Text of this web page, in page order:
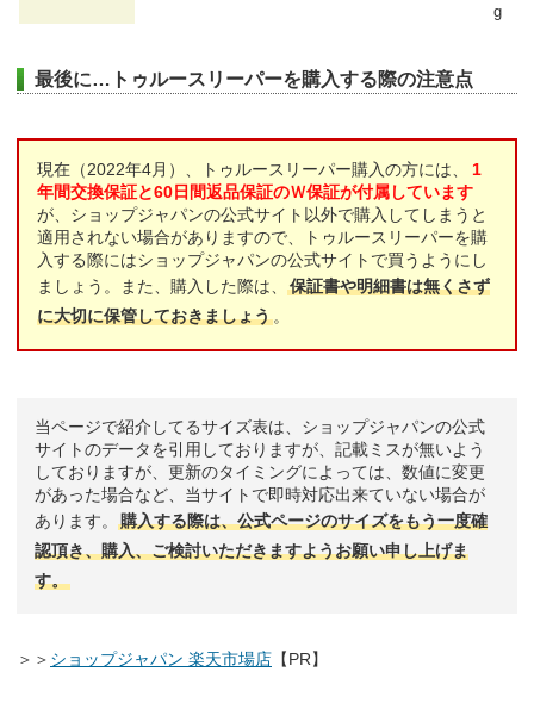
g
最後に…トゥルースリーパーを購入する際の注意点
現在（2022年4月）、トゥルースリーパー購入の方には、
1
年間交換保証と60日間返品保証のＷ保証が付属しています
が、ショップジャパンの公式サイト以外で購入してしまうと
適用されない場合がありますので、トゥルースリーパーを購
入する際にはショップジャパンの公式サイトで買うようにし
ましょう。また、購入した際は、
保証書や明細書は無くさず
に大切に保管しておきましょう。
当ページで紹介してるサイズ表は、ショップジャパンの公式
サイトのデータを引用しておりますが、記載ミスが無いよう
しておりますが、更新のタイミングによっては、数値に変更
があった場合など、当サイトで即時対応出来ていない場合が
あります。
購入する際は、公式ページのサイズをもう一度確
認頂き、購入、ご検討いただきますようお願い申し上げま
す。
＞＞ ショップジャパン 楽天市場店 【PR】